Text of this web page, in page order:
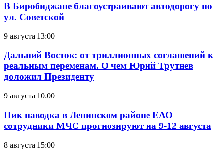
В Биробиджане благоустраивают автодорогу по
ул. Советской
9 августа 13:00
Дальний Восток: от триллионных соглашений к
реальным переменам. О чем Юрий Трутнев
доложил Президенту
9 августа 10:00
Пик паводка в Ленинском районе ЕАО
сотрудники МЧС прогнозируют на 9-12 августа
8 августа 15:00